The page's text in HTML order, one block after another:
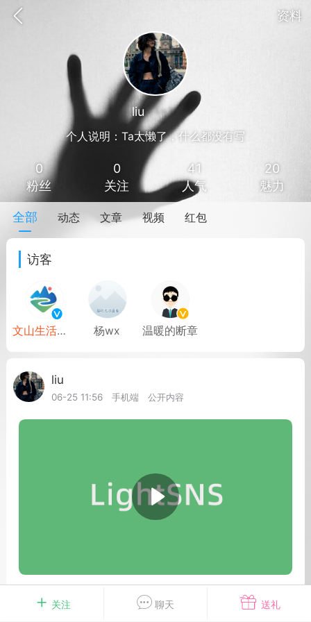
资料
印象文山
问答 服务
网络
Lv 6
28 17:58
公开内容
，我来了
2.55w
：街巷间的爽滑滋味
有的米线放进沸水，“米线要选白亮柔韧
关注 聊天 送礼
liu Lv 1
个人说明：Ta太懒了，什么都没有写
0
粉丝
0
关注
41
人气
20
魅力
全部 动态 文章 视频 红包
访客
文山生活在线 杨wx 温暖的断章
liu
06-25 11:56
手机端 公开内容
文山下马关，堵车了